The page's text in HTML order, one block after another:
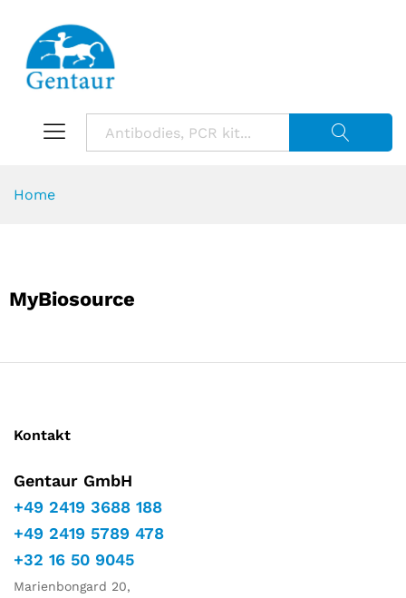
Home
MyBiosource
Kontakt
Gentaur GmbH
+49 2419 3688 188
+49 2419 5789 478
+32 16 50 9045
Marienbongard 20,